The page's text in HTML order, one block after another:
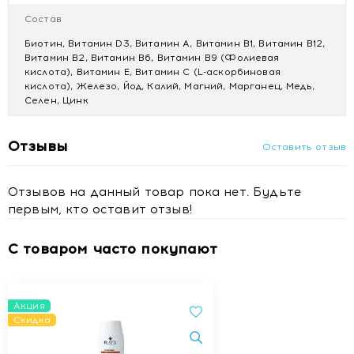
ВИТАМИНЫ:
витамин A - 800 мкг;
витамин Е - 24 мг;
никотинамид - 18 мг;
пантотеновая кислота - 12 мг;
витамин В6 - 5 мг;
витамин В1 - 3,5 мг;
биотин - 100 мкг;
витамин К - 20 мкг;
МАКРО- и МИКРОЭЛЕМЕНТЫ:
магний - 45 мг;
цинк - 5 мг;
Состав
Биотин, Витамин D3, Витамин А, Витамин В1, Витамин В12,
Витамин В2, Витамин В6, Витамин В9 (Фолиевая
кислота), Витамин Е, Витамин С (L-аскорбиновая
кислота), Железо, Йод, Калий, Магний, Марганец, Медь,
Селен, Цинк
Отзывы Оставить отзыв
Отзывов на данный товар пока нет. Будьте
первым, кто оставит отзыв!
С товаром часто покупают
Акция
Скидка